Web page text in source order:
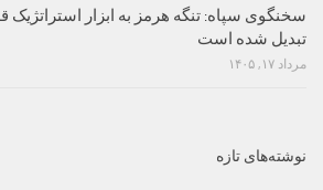
سخنگوی سپاه: تنگه هرمز به ابزار استراتژیک
تبدیل شده است
مرداد ۱۷, ۱۴۰۵
نوشته‌های تازه